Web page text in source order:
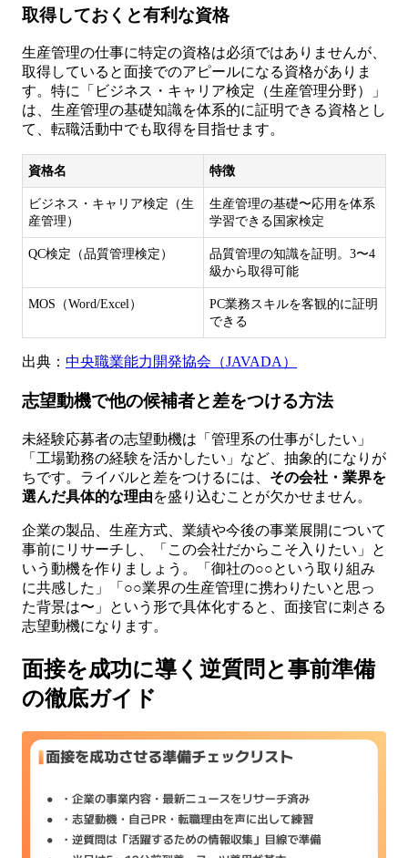
取得しておくと有利な資格
生産管理の仕事に特定の資格は必須ではありませんが、
取得していると面接でのアピールになる資格がありま
す。特に「ビジネス・キャリア検定（生産管理分野）」
は、生産管理の基礎知識を体系的に証明できる資格とし
て、転職活動中でも取得を目指せます。
資格名 特徴
ビジネス・キャリア検定（生
産管理）
生産管理の基礎〜応用を体系
学習できる国家検定
QC検定（品質管理検定）
品質管理の知識を証明。3〜4
級から取得可能
MOS（Word/Excel）
PC業務スキルを客観的に証明
できる
出典： 中央職業能力開発協会（JAVADA）
志望動機で他の候補者と差をつける方法
未経験応募者の志望動機は「管理系の仕事がしたい」
「工場勤務の経験を活かしたい」など、抽象的になりが
ちです。ライバルと差をつけるには、 その会社・業界を
選んだ具体的な理由を盛り込むことが欠かせません。
企業の製品、生産方式、業績や今後の事業展開について
事前にリサーチし、「この会社だからこそ入りたい」と
いう動機を作りましょう。「御社の○○という取り組み
に共感した」「○○業界の生産管理に携わりたいと思っ
た背景は〜」という形で具体化すると、面接官に刺さる
志望動機になります。
面接を成功に導く逆質問と事前準備
の徹底ガイド